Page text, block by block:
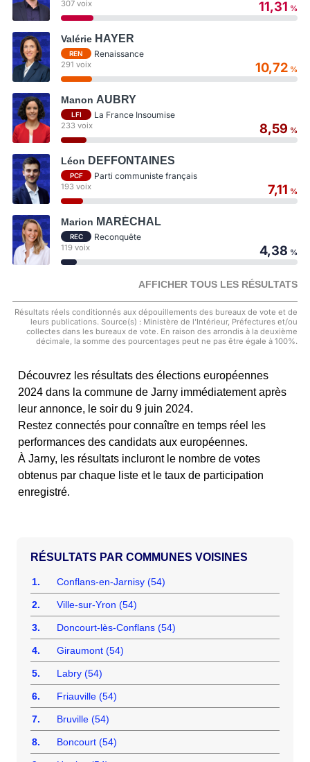
307 voix 11,31 %
Valérie HAYER
REN Renaissance
291 voix 10,72 %
Manon AUBRY
LFI La France Insoumise
233 voix 8,59 %
Léon DEFFONTAINES
PCF Parti communiste français
193 voix 7,11 %
Marion MARÉCHAL
REC Reconquête
119 voix 4,38 %
AFFICHER TOUS LES RÉSULTATS
Résultats réels conditionnés aux dépouillements des bureaux de vote et de
leurs publications. Source(s) : Ministère de l'Intérieur, Préfectures et/ou
collectes dans les bureaux de vote. En raison des arrondis à la deuxième
décimale, la somme des pourcentages peut ne pas être égale à 100%.
Découvrez les résultats des élections européennes
2024 dans la commune de Jarny immédiatement après
leur annonce, le soir du 9 juin 2024.
Restez connectés pour connaître en temps réel les
performances des candidats aux européennes.
À Jarny, les résultats incluront le nombre de votes
obtenus par chaque liste et le taux de participation
enregistré.
COMMUNES VOISINES
1. Conflans-en-Jarnisy (54)
2. Ville-sur-Yron (54)
3. Doncourt-lès-Conflans (54)
4. Giraumont (54)
5. Labry (54)
6. Friauville (54)
7. Bruville (54)
8. Boncourt (54)